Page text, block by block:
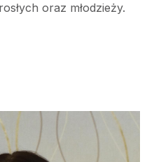
oraz młodzieży.